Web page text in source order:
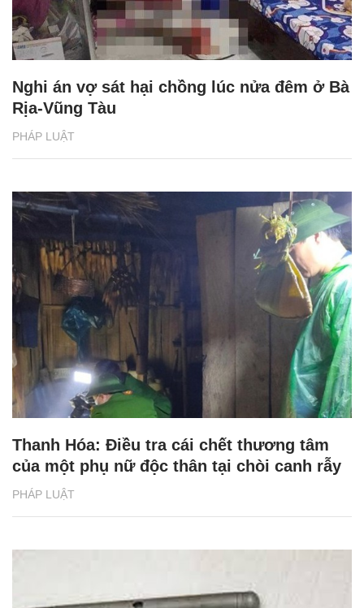
PHÁP LUẬT
Nghi án vợ sát hại chồng lúc nửa đêm ở Bà
Rịa-Vũng Tàu
PHÁP LUẬT
Thanh Hóa: Điều tra cái chết thương tâm
của một phụ nữ độc thân tại chòi canh rẫy